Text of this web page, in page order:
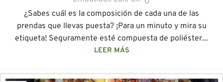
¿Sabes cuál es la composición de cada una de las
prendas que llevas puesta? ¡Para un minuto y mira su
etiqueta! Seguramente esté compuesta de poliéster...
LEER MÁS